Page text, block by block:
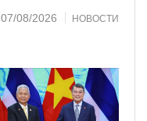
07/08/2026 НОВОСТИ